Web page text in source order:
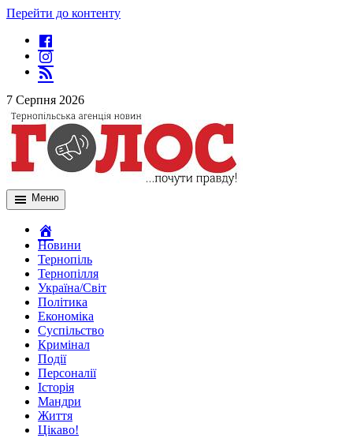
Перейти до контенту
7 Серпня 2026
Меню
Новини
Тернопіль
Тернопілля
Україна/Світ
Політика
Економіка
Суспільство
Кримінал
Події
Персоналії
Історія
Мандри
Життя
Цікаво!